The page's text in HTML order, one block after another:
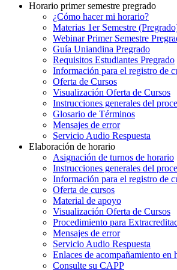
Horario primer semestre pregrado
¿Cómo hacer mi horario?
Materias 1er Semestre
Webinar Primer Semestre
Guía Uniandina Pregrado
Requisitos Estudiantes Pregrado
Información para el registro de
Oferta de Cursos
Visualización Oferta de Cursos
Instrucciones generales del
Glosario de Términos
Mensajes de error
Servicio Audio Respuesta
Elaboración de horario
Asignación de turnos de horario
Instrucciones generales del
Información para el registro de
Oferta de cursos
Material de apoyo
Visualización Oferta de Cursos
Procedimiento para
Mensajes de error
Servicio Audio Respuesta
Enlaces de acompañamiento en
Consulte su CAPP